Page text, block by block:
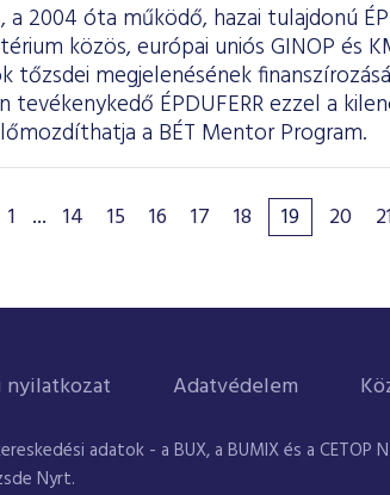
a 2004 óta működő, hazai tulajdonú
közös, európai uniós GINOP és
tőzsdei megjelenésének
tevékenykedő ÉPDUFERR ezzel a
a BÉT Mentor Program.
1 ... 14 15 16 17 18 19 20
nyilatkozat Adatvédelem
adatok - a BUX, a BUMIX és a
Nyrt.